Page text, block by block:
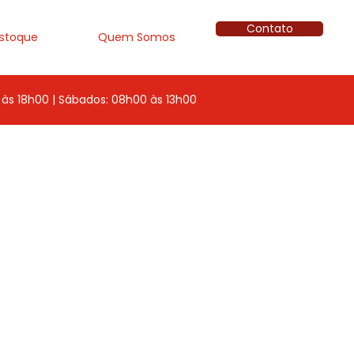
Quem Somos
Contato
18h00 | Sábados: 08h00 às 13h00